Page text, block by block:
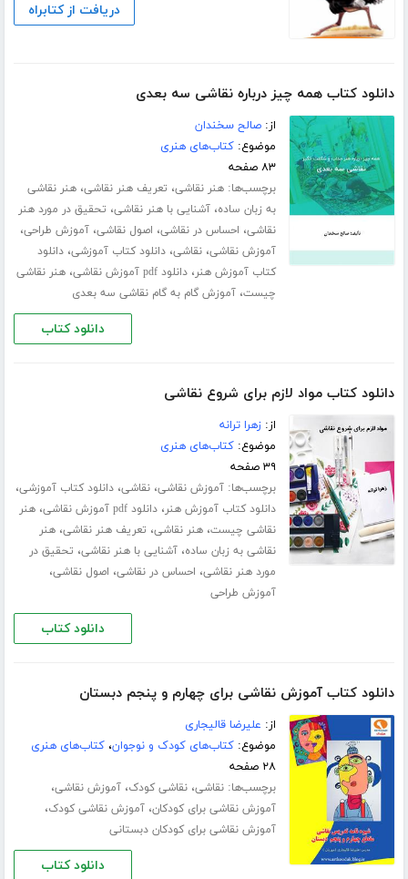
دریافت از کتابراه
دانلود کتاب همه چیز درباره نقاشی سه بعدی
از:صالح سخندان
موضوع:کتاب‌های هنری
۸۳ صفحه
برچسب‌ها:هنر نقاشی، تعریف هنر نقاشی،هنر نقاشی
به زبان ساده،آشنایی با هنر نقاشی، تحقیق در مورد هنر
نقاشی، احساس در نقاشی، اصول نقاشی،آموزش طراحی،
آموزش نقاشی،نقاشی،دانلود کتاب آموزشی،دانلود
کتاب آموزش هنر،دانلود ‌pdf آموزش نقاشی ،هنر نقاشی
چیست،آموزش گام به گام نقاشی سه بعدی
دانلود کتاب
دانلود کتاب مواد لازم برای شروع نقاشی
از:زهرا ترانه
موضوع:کتاب‌های هنری
۳۹ صفحه
برچسب‌ها:آموزش نقاشی،نقاشی،دانلود کتاب آموزشی،
دانلود کتاب آموزش هنر،دانلود ‌pdf آموزش نقاشی ،هنر
نقاشی چیست،هنر نقاشی، تعریف هنر نقاشی،هنر
نقاشی به زبان ساده،آشنایی با هنر نقاشی، تحقیق در
مورد هنر نقاشی، احساس در نقاشی، اصول نقاشی،
آموزش طراحی
دانلود کتاب
دانلود کتاب آموزش نقاشی برای چهارم و پنجم دبستان
از: علیرضا قالیجاری
موضوع:کتاب‌های کودک و نوجوان،کتاب‌های هنری
۲۸ صفحه
برچسب‌ها:نقاشی،نقاشی کودک،آموزش نقاشی،
آموزش نقاشی برای کودکان،آموزش نقاشی کودک،
آموزش نقاشی برای کودکان دبستانی
دانلود کتاب